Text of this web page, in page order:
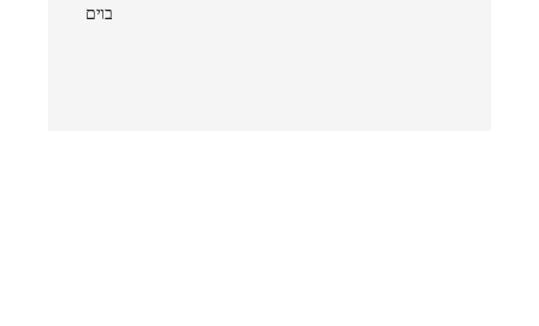
בױם